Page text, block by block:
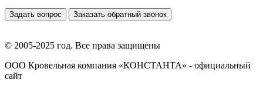
Задать вопрос Заказать обратный звонок
© 2005-2025 год. Все права защищены
ООО Кровельная компания «КОНСТАНТА» - официальный
сайт